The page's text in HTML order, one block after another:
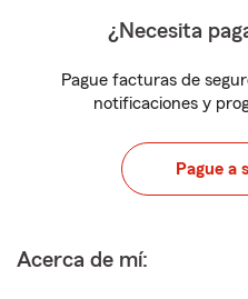
¿Necesita
Pague facturas de
notificaciones y
Pague a
Acerca de mí: